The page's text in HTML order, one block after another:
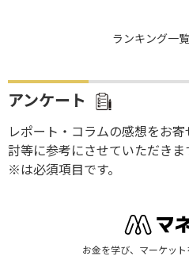
ランキング一
アンケート
レポート・コラムの感想をお
討等に参考にさせていただきま
※は必須項目です。
お金を学び、マーケッ